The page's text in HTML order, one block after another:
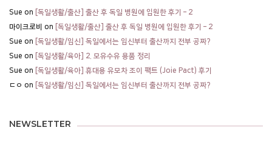
Sue on
[독일생활/출산] 출산 후 독일 병원에 입원한 후기 – 2
마이크로비 on
[독일생활/출산] 출산 후 독일 병원에 입원한 후기 – 2
Sue on
[독일생활/임신] 독일에서는 임신부터 출산까지 전부 공짜?
Sue on
[독일생활/육아] 2. 모유수유 용품 정리
Sue on
[독일생활/육아] 휴대용 유모차 조이 팩트 (Joie Pact) 후기
ㄷㅇ on [독일생활/임신] 독일에서는 임신부터 출산까지 전부 공짜?
NEWSLETTER